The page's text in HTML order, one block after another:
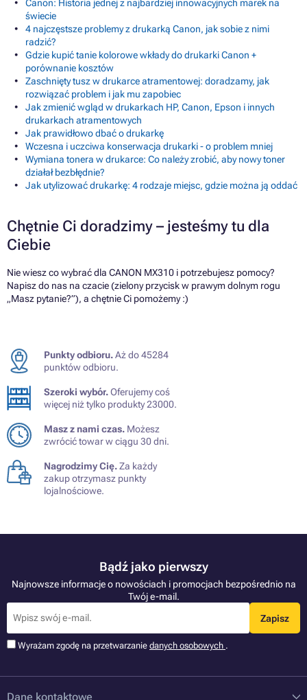
Canon: Historia jednej z najbardziej innowacyjnych marek na
świecie
4 najczęstsze problemy z drukarką Canon, jak sobie z nimi
radzić?
Gdzie kupić tanie kolorowe wkłady do drukarki Canon +
porównanie kosztów
Zaschnięty tusz w drukarce atramentowej: doradzamy, jak
rozwiązać problem i jak mu zapobiec
Jak zmienić wgląd w drukarkach HP, Canon, Epson i innych
drukarkach atramentowych
Jak prawidłowo dbać o drukarkę
Wczesna i uczciwa konserwacja drukarki - o problem mniej
Wymiana tonera w drukarce: Co należy zrobić, aby nowy toner
działał bezbłędnie?
Jak utylizować drukarkę: 4 rodzaje miejsc, gdzie można ją oddać
Chętnie Ci doradzimy – jesteśmy tu dla
Ciebie
Nie wiesz co wybrać dla CANON MX310 i potrzebujesz pomocy?
Napisz do nas na czacie (zielony przycisk w prawym dolnym rogu
„Masz pytanie?”), a chętnie Ci pomożemy :)
Punkty odbioru.Aż do 45284
punktów odbioru.
Szeroki wybór.Oferujemy coś
więcej niż tylko produkty 23000.
Masz z nami czas. Możesz
zwrócić towar w ciągu 30 dni.
Nagrodzimy Cię.Za każdy
zakup otrzymasz punkty
lojalnościowe.
Bądź jako pierwszy
Najnowsze informacje o nowościach i promocjach bezpośrednio na
Twój e-mail.
Zapisz
Wyrażam zgodę na przetwarzanie danych osobowych .
Dane kontaktowe